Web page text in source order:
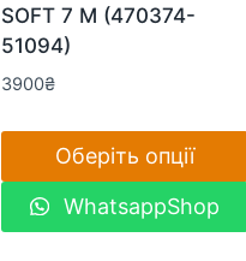
SOFT 7 M (470374-
51094)
3900₴
Оберіть опції
Цей
товар
WhatsappShop